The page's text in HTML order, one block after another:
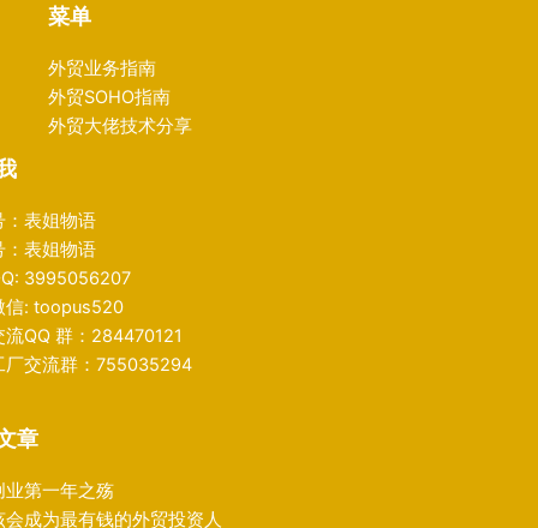
菜单
外贸业务指南
外贸SOHO指南
外贸大佬技术分享
：表姐物语
：表姐物语
3995056207
信: toopus520
流QQ 群：284470121
厂交流群：755035294
章
业第一年之殇
会成为最有钱的外贸投资人